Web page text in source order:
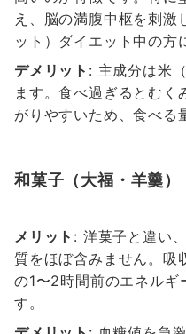
え、脳の満腹中枢を刺激
ット）ダイエット中の方
デメリット : 主成分は米
ます。食べ過ぎるとむく
がりやすいため、食べる
和菓子（大福・羊羹）
メリット : 洋菓子と違い
質をほぼ含みません。吸
の1〜2時間前のエネルギ
す。